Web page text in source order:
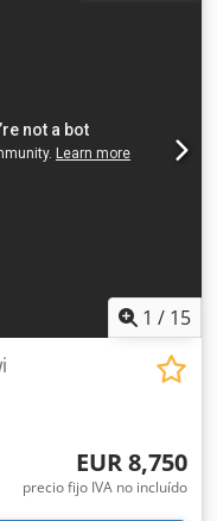
1 / 15
EUR 8,750
precio fijo IVA no incluído